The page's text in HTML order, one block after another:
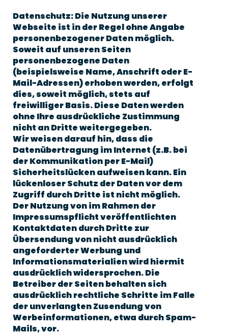
Datenschutz: Die Nutzung unserer
Webseite ist in der Regel ohne Angabe
personenbezogener Daten möglich.
Soweit auf unseren Seiten
personenbezogene Daten
(beispielsweise Name, Anschrift oder E-
Mail-Adressen) erhoben werden, erfolgt
dies, soweit möglich, stets auf
freiwilliger Basis. Diese Daten werden
ohne Ihre ausdrückliche Zustimmung
nicht an Dritte weitergegeben.
Wir weisen darauf hin, dass die
Datenübertragung im Internet (z.B. bei
der Kommunikation per E-Mail)
Sicherheitslücken aufweisen kann. Ein
lückenloser Schutz der Daten vor dem
Zugriff durch Dritte ist nicht möglich.
Der Nutzung von im Rahmen der
Impressumspflicht veröffentlichten
Kontaktdaten durch Dritte zur
Übersendung von nicht ausdrücklich
angeforderter Werbung und
Informationsmaterialien wird hiermit
ausdrücklich widersprochen. Die
Betreiber der Seiten behalten sich
ausdrücklich rechtliche Schritte im Falle
der unverlangten Zusendung von
Werbeinformationen, etwa durch Spam-
Mails, vor.